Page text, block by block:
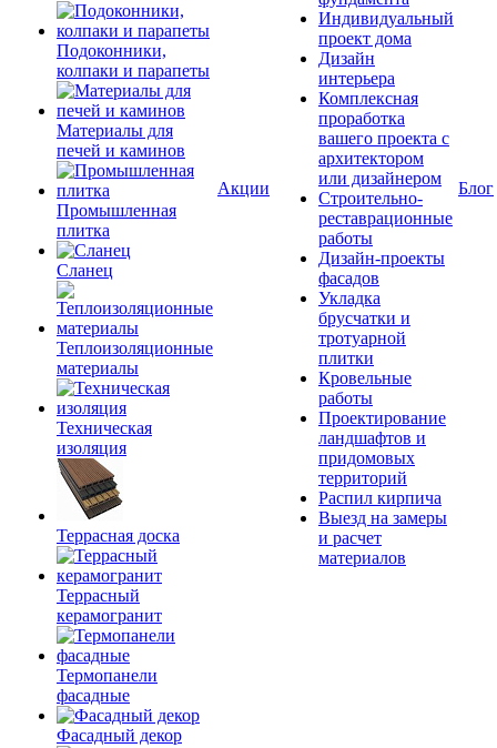
Подоконники,
колпаки и парапеты
Материалы для
печей и каминов
Промышленная
плитка
Сланец
Теплоизоляционные
материалы
Техническая
изоляция
Террасная доска
Террасный
керамогранит
Термопанели
фасадные
Фасадный декор
Акции
Индивидуальный
проект дома
Дизайн
интерьера
Комплексная
проработка
вашего проекта с
архитектором
или дизайнером
Строительно-
реставрационные
работы
Дизайн-проекты
фасадов
Укладка
брусчатки и
тротуарной
плитки
Кровельные
работы
Проектирование
ландшафтов и
придомовых
территорий
Распил кирпича
Выезд на замеры
и расчет
материалов
Блог